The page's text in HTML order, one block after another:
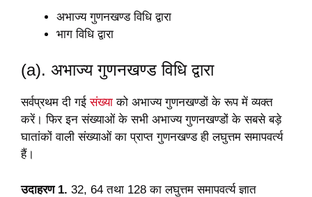
अभाज्य गुणनखण्ड विधि द्वारा
भाग विधि द्वारा
(a). अभाज्य गुणनखण्ड विधिद्वारा
सर्वप्रथम दी गईसंख्या को अभाज्य गुणनखण्डों के रूप में व्यक्त
करें। फिर इन संख्याओं के सभी अभाज्य गुणनखण्डों के सबसे बड़े
घातांकों वाली संख्याओं का प्राप्त गुणनखण्ड ही लघुत्तम समापवर्त्य
हैं।
उदाहरण 1. 32, 64 तथा 128 का लघुत्तम समापवर्त्य ज्ञात